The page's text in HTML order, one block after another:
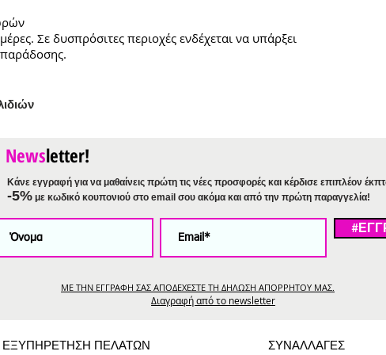
Σε δυσπρόσιτες περιοχές ενδέχεται να υπάρξει
Newsletter!
Κάνε εγγραφή για να μαθαίνεις πρώτη τις νέες προσφορές και κέρδισε επιπλέον
-5% με κωδικό κουπονιού στο email σου ακόμα και από την πρώτη παραγγελία!
ΜΕ ΤΗΝ ΕΓΓΡΑΦΗ ΣΑΣ ΑΠΟΔΕΧΕΣΤΕ ΤΗ ΔΗΛΩΣΗ ΑΠΟΡΡΗΤΟΥ ΜΑΣ.
Διαγραφή από το newsletter
ΕΞΥΠΗΡΕΤΗΣΗ ΠΕΛΑΤΩΝ ΣΥΝΑΛΛΑΓΕΣ